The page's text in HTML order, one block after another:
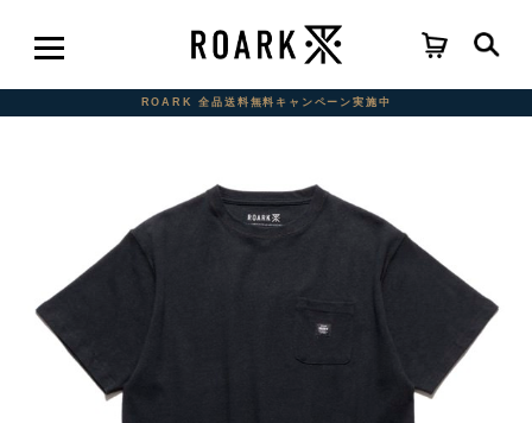
ROARK 全品送料無料キャンペーン実施中